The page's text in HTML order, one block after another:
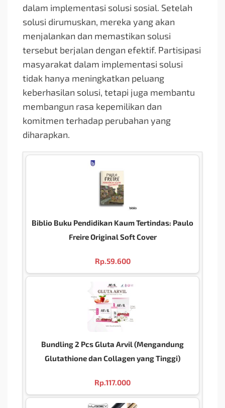
dalam implementasi solusi sosial. Setelah
solusi dirumuskan, mereka yang akan
menjalankan dan memastikan solusi
tersebut berjalan dengan efektif. Partisipasi
masyarakat dalam implementasi solusi
tidak hanya meningkatkan peluang
keberhasilan solusi, tetapi juga membantu
membangun rasa kepemilikan dan
komitmen terhadap perubahan yang
diharapkan.
Biblio Buku Pendidikan Kaum Tertindas: Paulo
Freire Original Soft Cover
Rp.59.600
Bundling 2 Pcs Gluta Arvil (Mengandung
Glutathione dan Collagen yang Tinggi)
Rp.117.000